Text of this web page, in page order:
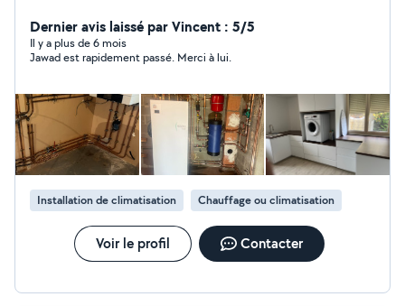
connaissance pour mener à bien votre projet. Je suis
équipé pour réaliser soigneusement vos souhaits et
vous satisfaire
Dernier avis laissé par Vincent : 5/5
Il y a plus de 6 mois
Jawad est rapidement passé. Merci à lui.
Installation de climatisation Chauffage ou climatisation
Voir le profil Contacter